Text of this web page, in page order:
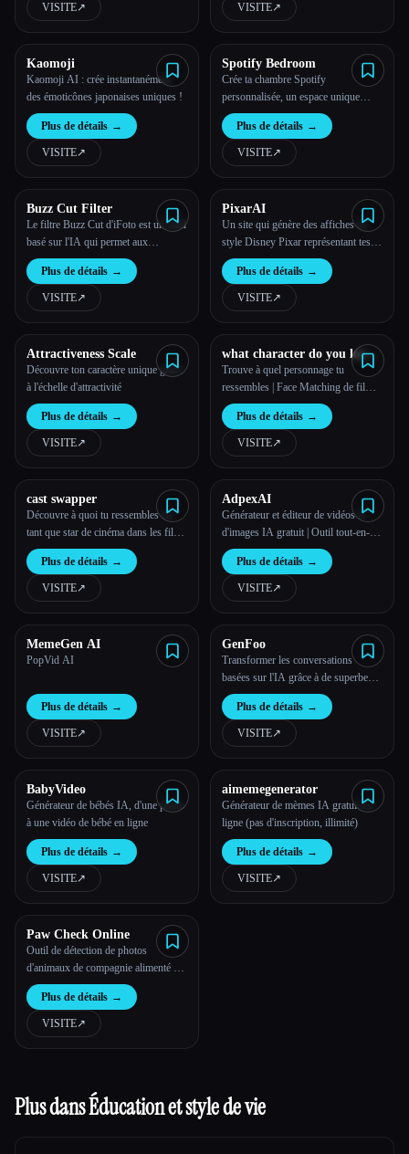
VISITE↗︎ VISITE↗︎
Kaomoji
Kaomoji AI : crée instantanément
des émoticônes japonaises uniques !
Plus de détails →
VISITE↗︎
Spotify Bedroom
Crée ta chambre Spotify
personnalisée, un espace unique
conçu par IA en fonction de tes
genres musicaux et de tes habitudes
d'écoute préférés.
Plus de détails →
VISITE↗︎
Buzz Cut Filter
Le filtre Buzz Cut d'iFoto est un outil
basé sur l'IA qui permet aux
utilisateurs de visualiser à quoi ils
ressembleraient avec une coiffure
tendance.
Plus de détails →
VISITE↗︎
PixarAI
Un site qui génère des affiches de
style Disney Pixar représentant tes
personnages ou animaux de
compagnie préférés
Plus de détails →
VISITE↗︎
Attractiveness Scale
Découvre ton caractère unique grâce
à l'échelle d'attractivité
Plus de détails →
VISITE↗︎
what character do you look
like
Trouve à quel personnage tu
ressembles | Face Matching de films
et séries télé
Plus de détails →
VISITE↗︎
cast swapper
Découvre à quoi tu ressembles en
tant que star de cinéma dans les films
et séries télévisées d'aujourd'hui.
Plus de détails →
VISITE↗︎
AdpexAI
Générateur et éditeur de vidéos et
d'images IA gratuit | Outil tout-en-un
— ADPexAI
Plus de détails →
VISITE↗︎
MemeGen AI
PopVid AI
Plus de détails →
VISITE↗︎
GenFoo
Transformer les conversations
basées sur l'IA grâce à de superbes
interfaces personnalisées qui
correspondent à ton style et à ton
flux de travail uniques.
Plus de détails →
VISITE↗︎
BabyVideo
Générateur de bébés IA, d'une photo
à une vidéo de bébé en ligne
Plus de détails →
VISITE↗︎
aimemegenerator
Générateur de mèmes IA gratuit en
ligne (pas d'inscription, illimité)
Plus de détails →
VISITE↗︎
Paw Check Online
Outil de détection de photos
d'animaux de compagnie alimenté par
l'IA pour aider les propriétaires à
surveiller la santé des yeux, de la
peau, des dents et des oreilles.
Plus de détails →
VISITE↗︎
Plus dans Éducation et style de vie